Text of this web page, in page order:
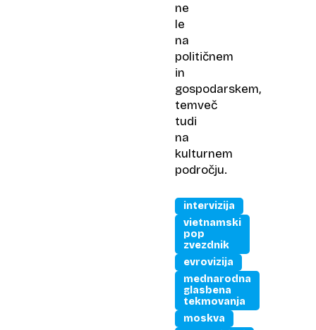
ne
le
na
političnem
in
gospodarskem,
temveč
tudi
na
kulturnem
področju.
intervizija
vietnamski
pop
zvezdnik
evrovizija
mednarodna
glasbena
tekmovanja
moskva